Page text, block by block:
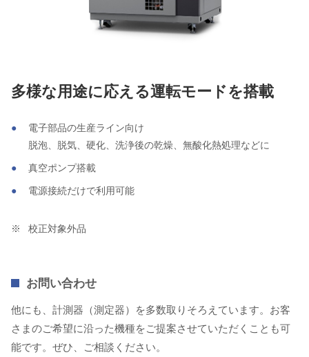
多様な用途に応える運転モードを搭載
電子部品の生産ライン向け
脱泡、脱気、硬化、洗浄後の乾燥、無酸化熱処理などに
真空ポンプ搭載
電源接続だけで利用可能
校正対象外品
お問い合わせ
他にも、計測器（測定器）を多数取りそろえています。お客
さまのご希望に沿った機種をご提案させていただくことも可
能です。ぜひ、ご相談ください。